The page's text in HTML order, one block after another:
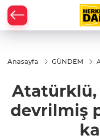
Anasayfa GÜNDEM
Atatürklü,
devrilmiş